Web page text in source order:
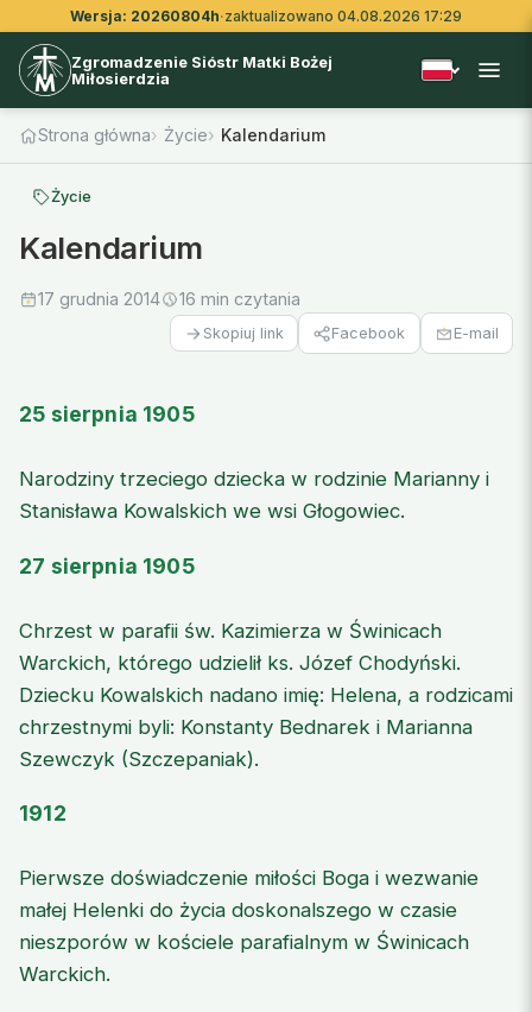
Wersja: 20260804h·zaktualizowano 04.08.2026 17:29
Zgromadzenie Sióstr Matki Bożej
Miłosierdzia
Strona główna Życie Kalendarium
Życie
Kalendarium
17 grudnia 2014 16 min czytania
Skopiuj link Facebook E-mail
25 sierpnia 1905
Narodziny trzeciego dziecka w rodzinie Marianny i
Stanisława Kowalskich we wsi Głogowiec.
27 sierpnia 1905
Chrzest w parafii św. Kazimierza w Świnicach
Warckich, którego udzielił ks. Józef Chodyński.
Dziecku Kowalskich nadano imię: Helena, a rodzicami
chrzestnymi byli: Konstanty Bednarek i Marianna
Szewczyk (Szczepaniak).
1912
Pierwsze doświadczenie miłości Boga i wezwanie
małej Helenki do życia doskonalszego w czasie
nieszporów w kościele parafialnym w Świnicach
Warckich.